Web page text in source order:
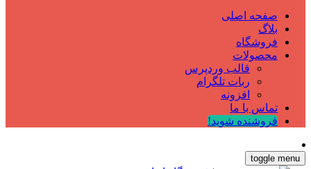
صفحه اصلی
بلاگ
فروشگاه
محصولات
قالب وردپرس
ربات تلگرام
افزونه
تماس با ما
فروشنده شوید!
toggle menu